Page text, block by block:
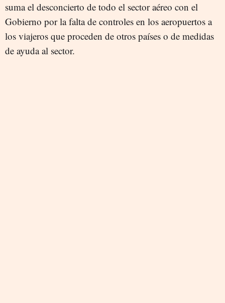
suma el desconcierto de todo el sector aéreo con el
Gobierno por la falta de controles en los aeropuertos a
los viajeros que proceden de otros países o de medidas
de ayuda al sector.